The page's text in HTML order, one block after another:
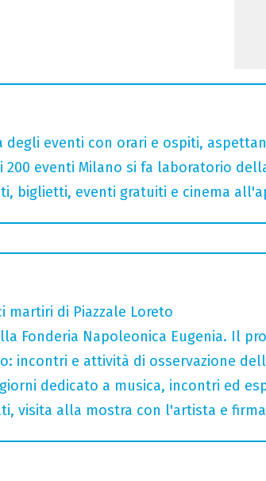
degli eventi con orari e ospiti,
200 eventi Milano si fa laboratorio
biglietti, eventi gratuiti e cinema
martiri di Piazzale Loreto
Fonderia Napoleonica Eugenia. Il
incontri e attività di osservazione
dedicato a musica, incontri ed
visita alla mostra con l'artista e